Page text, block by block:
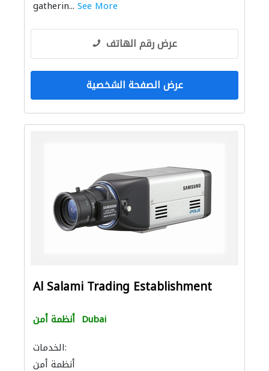
gatherin... See More
عرض رقم الهاتف
عرض الصفحة الشخصية
Al Salami Trading Establishment
أنظمة أمن Dubai
الخدمات:
أنظمة أمن